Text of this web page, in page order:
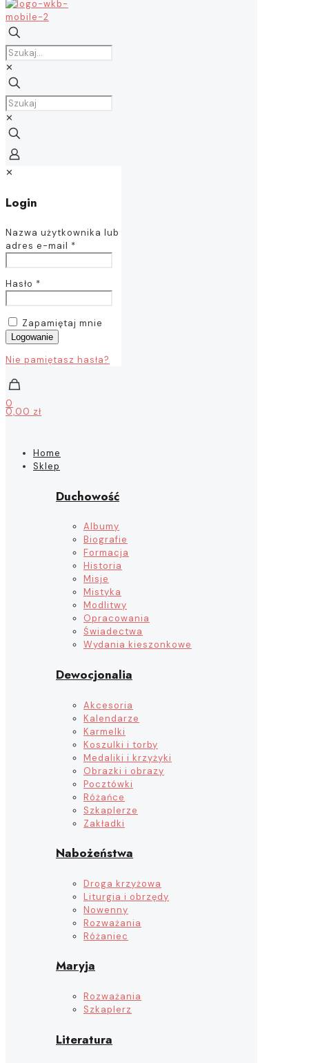
✕
✕
✕
Login
Nazwa użytkownika lub
adres e-mail *
Hasło *
Zapamiętaj mnie
Logowanie
Nie pamiętasz hasła?
0
0,00 zł
Home
Sklep
Duchowość
Albumy
Biografie
Formacja
Historia
Misje
Mistyka
Modlitwy
Opracowania
Świadectwa
Wydania kieszonkowe
Dewocjonalia
Akcesoria
Kalendarze
Karmelki
Koszulki i torby
Medaliki i krzyżyki
Obrazki i obrazy
Pocztówki
Różańce
Szkaplerze
Zakładki
Nabożeństwa
Droga krzyżowa
Liturgia i obrzędy
Nowenny
Rozważania
Różaniec
Maryja
Rozważania
Szkaplerz
Literatura